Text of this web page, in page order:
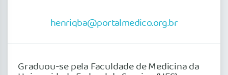
henriqba@portalmedico.org.br
Graduou-se pela Faculdade de Medicina da